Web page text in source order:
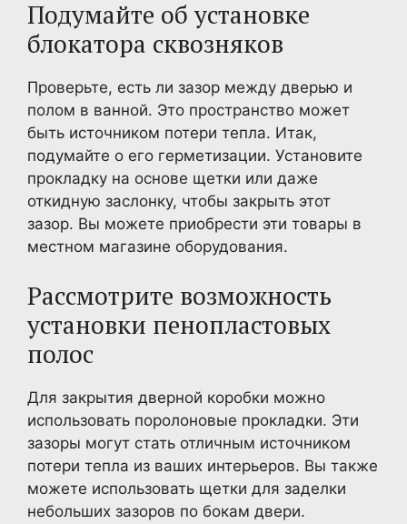
Подумайте об установке
блокатора сквозняков
Проверьте, есть ли зазор между дверью и
полом в ванной. Это пространство может
быть источником потери тепла. Итак,
подумайте о его герметизации. Установите
прокладку на основе щетки или даже
откидную заслонку, чтобы закрыть этот
зазор. Вы можете приобрести эти товары в
местном магазине оборудования.
Рассмотрите возможность
установки пенопластовых
полос
Для закрытия дверной коробки можно
использовать поролоновые прокладки. Эти
зазоры могут стать отличным источником
потери тепла из ваших интерьеров. Вы также
можете использовать щетки для заделки
небольших зазоров по бокам двери.